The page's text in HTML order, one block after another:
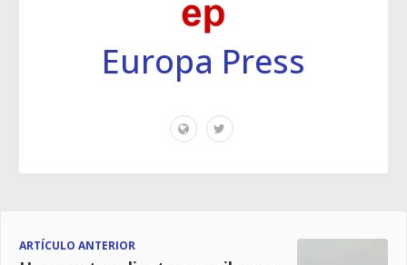
Europa Press
ARTÍCULO ANTERIOR